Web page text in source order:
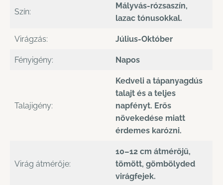
Szín:
Mályvás-rózsaszín,
lazac tónusokkal.
Virágzás: Július-Október
Fényigény: Napos
Talajigény:
Kedveli a tápanyagdús
talajt és a teljes
napfényt. Erős
növekedése miatt
érdemes karózni.
Virág átmérője:
10–12 cm átmérőjű,
tömött, gömbölyded
virágfejek.